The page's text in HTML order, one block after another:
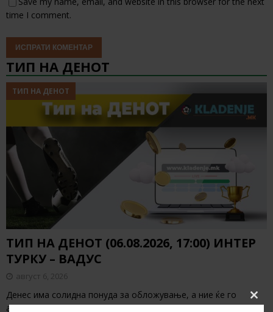
time I comment.
ТИП НА ДЕНОТ
ТИП НА ДЕНОТ
ТИП НА ДЕНОТ (06.08.2026, 17:00) ИНТЕР
ТУРКУ – ВАДУС
август 6, 2026
Денес има солидна понуда за обложување, а ние ќе го
анализираме дуелот од Конференциската лига[…]
Close